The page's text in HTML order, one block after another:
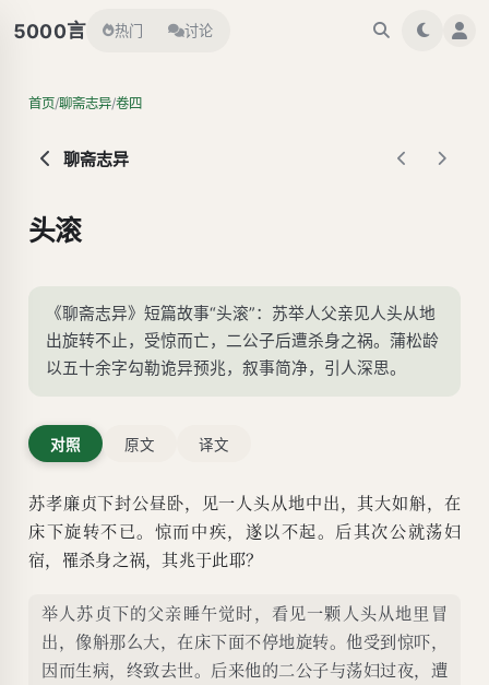
5000言 热门 讨论
首页/聊斋志异/卷四
聊斋志异
头滚
《聊斋志异》短篇故事“头滚”：苏举人父亲见人头从地
出旋转不止，受惊而亡，二公子后遭杀身之祸。蒲松龄
以五十余字勾勒诡异预兆，叙事简净，引人深思。
对照 原文 译文
苏孝廉贞下封公昼卧，见一人头从地中出，其大如斛，在
床下旋转不已。惊而中疾，遂以不起。后其次公就荡妇
宿，罹杀身之祸，其兆于此耶？
举人苏贞下的父亲睡午觉时，看见一颗人头从地里冒
出，像斛那么大，在床下面不停地旋转。他受到惊吓，
因而生病，终致去世。后来他的二公子与荡妇过夜，遭